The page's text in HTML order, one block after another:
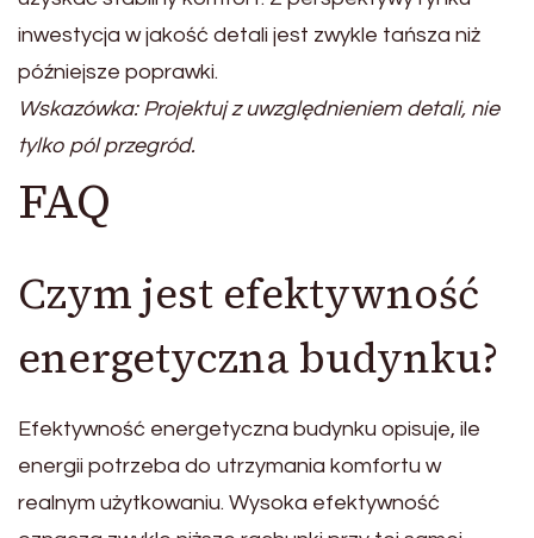
inwestycja w jakość detali jest zwykle tańsza niż
późniejsze poprawki.
Wskazówka: Projektuj z uwzględnieniem detali, nie
tylko pól przegród.
FAQ
Czym jest efektywność
energetyczna budynku?
Efektywność energetyczna budynku opisuje, ile
energii potrzeba do utrzymania komfortu w
realnym użytkowaniu. Wysoka efektywność